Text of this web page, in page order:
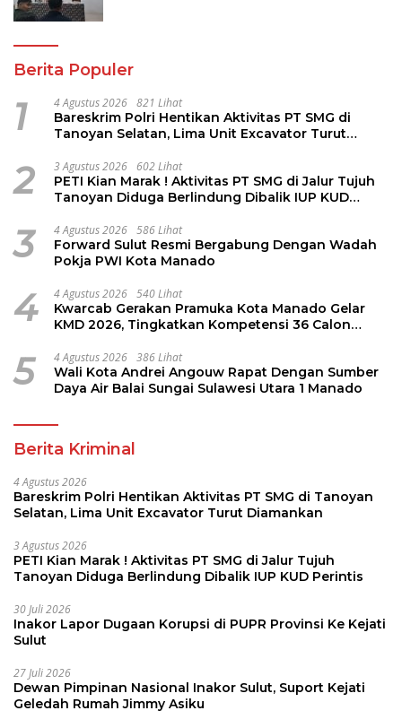
Berita Populer
1 4 Agustus 2026 821 Lihat
Bareskrim Polri Hentikan Aktivitas PT SMG di
Tanoyan Selatan, Lima Unit Excavator Turut
2 3 Agustus 2026 602 Lihat
PETI Kian Marak ! Aktivitas PT SMG di Jalur Tujuh
Tanoyan Diduga Berlindung Dibalik IUP KUD
3 4 Agustus 2026 586 Lihat
Forward Sulut Resmi Bergabung Dengan Wadah
Pokja PWI Kota Manado
4 4 Agustus 2026 540 Lihat
Kwarcab Gerakan Pramuka Kota Manado Gelar
KMD 2026, Tingkatkan Kompetensi 36 Calon
5 4 Agustus 2026 386 Lihat
Wali Kota Andrei Angouw Rapat Dengan Sumber
Daya Air Balai Sungai Sulawesi Utara 1 Manado
Berita Kriminal
4 Agustus 2026
Bareskrim Polri Hentikan Aktivitas PT SMG di Tanoyan
Selatan, Lima Unit Excavator Turut Diamankan
3 Agustus 2026
PETI Kian Marak ! Aktivitas PT SMG di Jalur Tujuh
Tanoyan Diduga Berlindung Dibalik IUP KUD Perintis
30 Juli 2026
Inakor Lapor Dugaan Korupsi di PUPR Provinsi Ke Kejati
Sulut
27 Juli 2026
Dewan Pimpinan Nasional Inakor Sulut, Suport Kejati
Geledah Rumah Jimmy Asiku